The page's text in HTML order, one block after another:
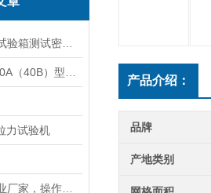
力试验机
产品介绍：
品牌
产地类别